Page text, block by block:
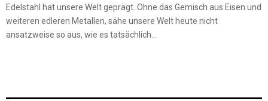
Edelstahl hat unsere Welt geprägt. Ohne das Gemisch aus Eisen und
weiteren edleren Metallen, sähe unsere Welt heute nicht
ansatzweise so aus, wie es tatsächlich...